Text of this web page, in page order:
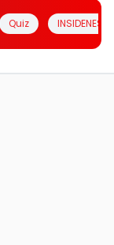
Quiz INSIDENESIA